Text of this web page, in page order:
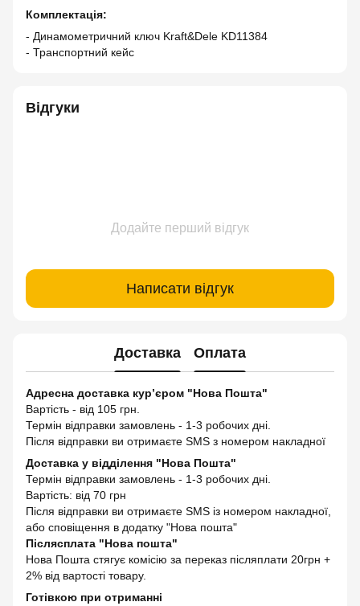
Комплектація:
- Динамометричний ключ Kraft&Dele KD11384
- Транспортний кейс
Відгуки
Додайте перший відгук
Написати відгук
Доставка Оплата
Адресна доставка кур’єром "Нова Пошта"
Вартість - від 105 грн.
Термін відправки замовлень - 1-3 робочих дні.
Після відправки ви отримаєте SMS з номером накладної
Доставка у відділення "Нова Пошта"
Термін відправки замовлень - 1-3 робочих дні.
Вартість: від 70 грн
Після відправки ви отримаєте SMS із номером накладної,
або сповіщення в додатку "Нова пошта"
Післясплата "Нова пошта"
Нова Пошта стягує комісію за переказ післяплати 20грн +
2% від вартості товару.
Готівкою при отриманні